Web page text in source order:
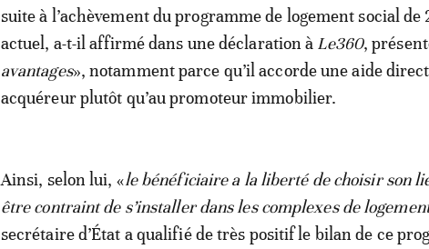
suite à l’achèvement du programme de logement social
actuel, a-t-il affirmé dans une déclaration à Le360,
avantages», notamment parce qu’il accorde une aide
acquéreur plutôt qu’au promoteur immobilier.
Ainsi, selon lui, «le bénéficiaire a la liberté de choisir son
être contraint de s’installer dans les complexes de
secrétaire d’État a qualifié de très positif le bilan de ce